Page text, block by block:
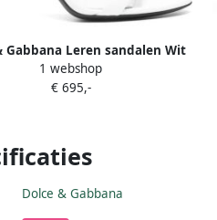
Gabbana Leren sandalen Wit
1 webshop
€ 695,-
Dolce & Gabbana